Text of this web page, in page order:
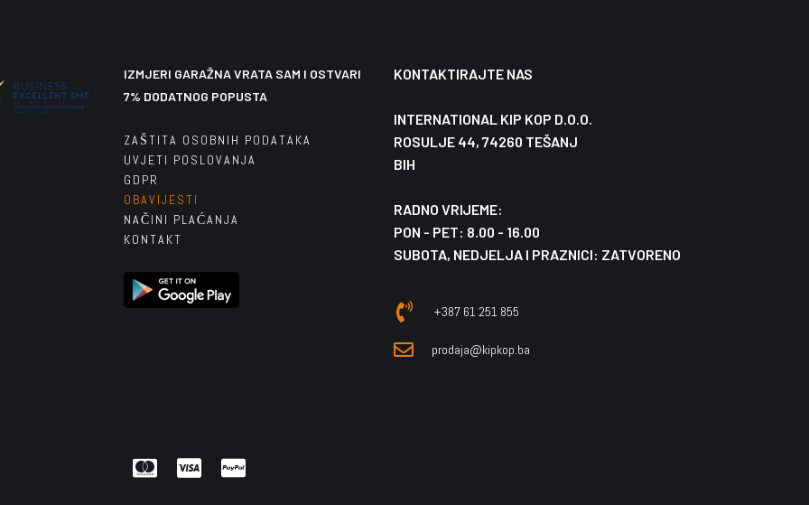
IZMJERI GARAŽNA VRATA SAM I OSTVARI
7% DODATNOG POPUSTA
ZAŠTITA OSOBNIH PODATAKA
UVJETI POSLOVANJA
GDPR
OBAVIJESTI
NAČINI PLAĆANJA
KONTAKT
KONTAKTIRAJTE NAS
INTERNATIONAL KIP KOP D.O.O.
ROSULJE 44, 74260 TEŠANJ
BIH
RADNO VRIJEME:
PON - PET: 8.00 - 16.00
SUBOTA, NEDJELJA I PRAZNICI: ZATVORENO
+387 61 251 855
prodaja@kipkop.ba